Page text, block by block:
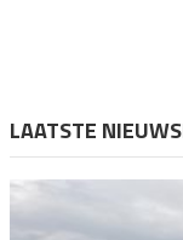
LAATSTE